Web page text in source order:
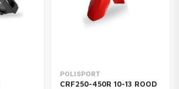
POLISPORT
CRF250-450R 10-13 ROOD